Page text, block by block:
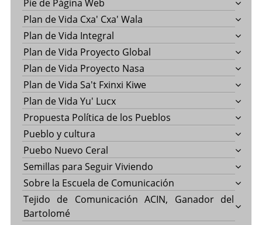
Pie de Página Web
Plan de Vida Cxa' Cxa' Wala
Plan de Vida Integral
Plan de Vida Proyecto Global
Plan de Vida Proyecto Nasa
Plan de Vida Sa't Fxinxi Kiwe
Plan de Vida Yu' Lucx
Propuesta Política de los Pueblos
Pueblo y cultura
Puebo Nuevo Ceral
Semillas para Seguir Viviendo
Sobre la Escuela de Comunicación
Tejido de Comunicación ACIN, Ganador del
Bartolomé